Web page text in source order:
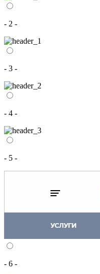
- 2 -
- 3 -
- 4 -
- 5 -
- 6 -